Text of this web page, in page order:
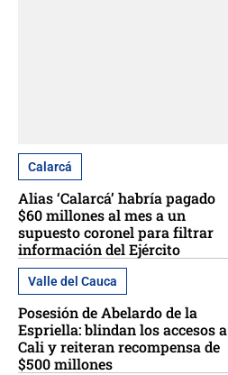
Calarcá
Alias ‘Calarcá’ habría pagado
$60 millones al mes a un
supuesto coronel para filtrar
información del Ejército
Valle del Cauca
Posesión de Abelardo de la
Espriella: blindan los accesos a
Cali y reiteran recompensa de
$500 millones